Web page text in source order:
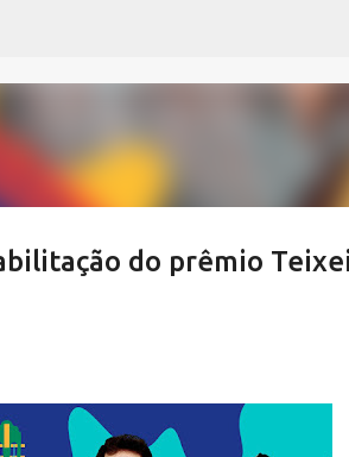
do prêmio